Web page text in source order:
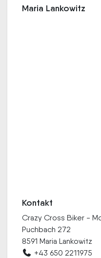
Maria Lankowitz
Kontakt
Crazy Cross Biker -
Puchbach 272
8591 Maria Lankowitz
+43 650 2211975